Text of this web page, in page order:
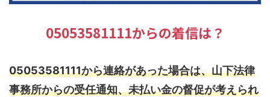
05053581111からの着信は？
05053581111から連絡があった場合は、山下法律
事務所からの受任通知、未払い金の督促が考えられ